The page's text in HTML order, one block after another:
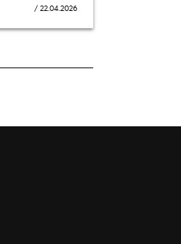
/22.04.2026